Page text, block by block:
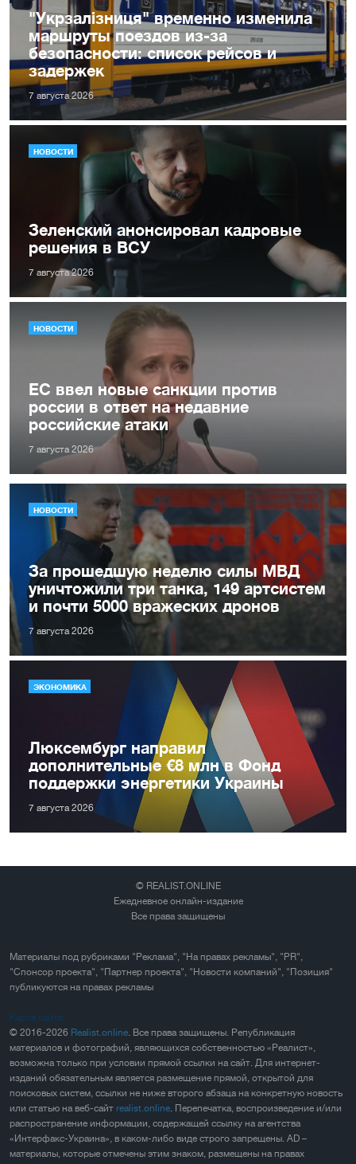
"Укрзалізниця" временно изменила
маршруты поездов из-за
безопасности: список рейсов и
задержек
7 августа 2026
НОВОСТИ
Зеленский анонсировал кадровые
решения в ВСУ
7 августа 2026
НОВОСТИ
ЕС ввел новые санкции против
россии в ответ на недавние
российские атаки
7 августа 2026
НОВОСТИ
За прошедшую неделю силы МВД
уничтожили три танка, 149 артсистем
и почти 5000 вражеских дронов
7 августа 2026
ЭКОНОМИКА
Люксембург направил
дополнительные €8 млн в Фонд
поддержки энергетики Украины
7 августа 2026
© REALIST.ONLINE
Ежедневное онлайн-издание
Все права защищены
Материалы под рубриками "Реклама", "На правах рекламы", "PR",
"Спонсор проекта", "Партнер проекта", "Новости компаний", "Позиция"
публикуются на правах рекламы
Карта сайта
© 2016-2026 Realist.online. Все права защищены. Републикация
материалов и фотографий, являющихся собственностью «Реалист»,
возможна только при условии прямой ссылки на сайт. Для интернет-
изданий обязательным является размещение прямой, открытой для
поисковых систем, ссылки не ниже второго абзаца на конкретную новость
или статью на веб-сайт realist.online. Перепечатка, воспроизведение и/или
распространение информации, содержащей ссылку на агентства
«Интерфакс-Украина», в каком-либо виде строго запрещены. AD –
материалы, которые отмечены этим знаком, размещены на правах